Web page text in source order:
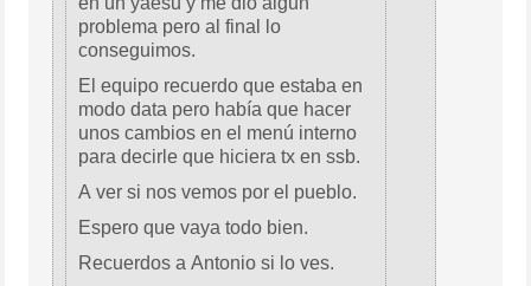
problema pero al final lo
conseguimos.
El equipo recuerdo que estaba en
modo data pero había que hacer
unos cambios en el menú interno
para decirle que hiciera tx en ssb.
A ver si nos vemos por el pueblo.
Espero que vaya todo bien.
Recuerdos a Antonio si lo ves.